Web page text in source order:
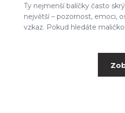
Ty nejmenší balíčky často
největší – pozornost, emoci,
vzkaz. Pokud hledáte